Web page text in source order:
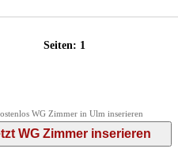
Seiten: 1
WG Zimmer in Ulm inserieren